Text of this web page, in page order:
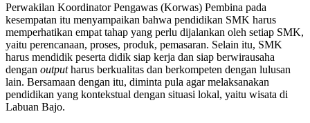
Perwakilan Koordinator Pengawas (Korwas) Pembina pada
kesempatan itu menyampaikan bahwa pendidikan SMK harus
memperhatikan empat tahap yang perlu dijalankan oleh setiap SMK,
yaitu perencanaan, proses, produk, pemasaran. Selain itu, SMK
harus mendidik peserta didik siap kerja dan siap berwirausaha
dengan outputharus berkualitas dan berkompeten dengan lulusan
lain. Bersamaan dengan itu, diminta pula agar melaksanakan
pendidikan yang kontekstual dengan situasi lokal, yaitu wisata di
Labuan Bajo.